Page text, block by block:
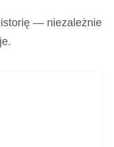
— niezależnie